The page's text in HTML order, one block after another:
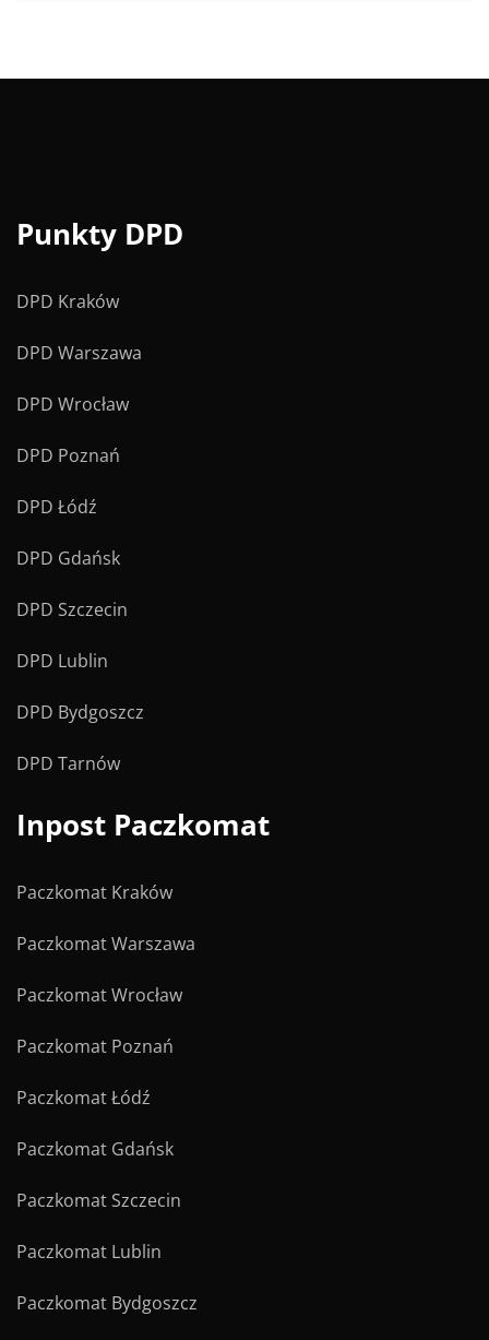
Punkty DPD
DPD Kraków
DPD Warszawa
DPD Wrocław
DPD Poznań
DPD Łódź
DPD Gdańsk
DPD Szczecin
DPD Lublin
DPD Bydgoszcz
DPD Tarnów
Inpost Paczkomat
Paczkomat Kraków
Paczkomat Warszawa
Paczkomat Wrocław
Paczkomat Poznań
Paczkomat Łódź
Paczkomat Gdańsk
Paczkomat Szczecin
Paczkomat Lublin
Paczkomat Bydgoszcz